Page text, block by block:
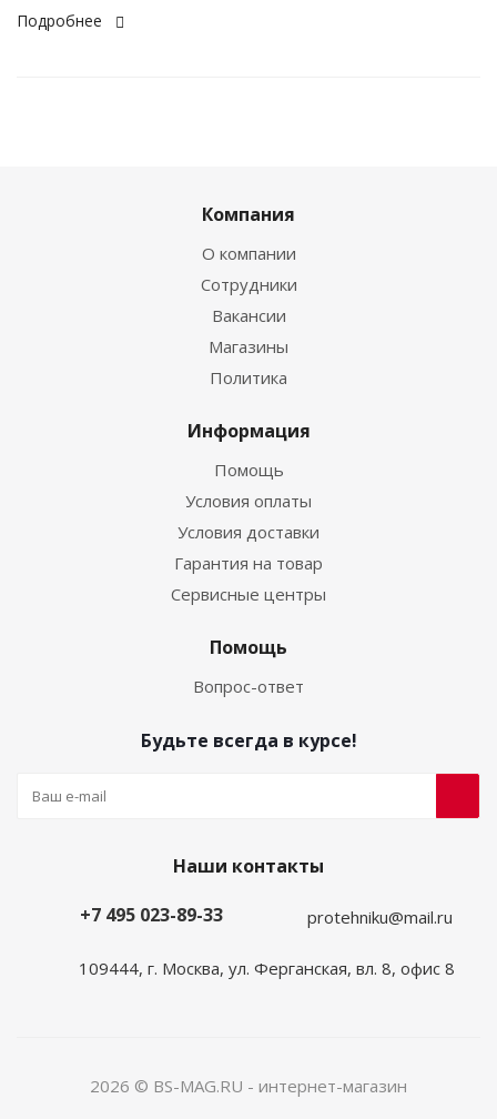
Подробнее
Компания
О компании
Сотрудники
Вакансии
Магазины
Политика
Информация
Помощь
Условия оплаты
Условия доставки
Гарантия на товар
Сервисные центры
Помощь
Вопрос-ответ
Будьте всегда в курсе!
Наши контакты
+7 495 023-89-33
protehniku@mail.ru
109444, г. Москва, ул. Ферганская, вл. 8, офис 8
2026 © BS-MAG.RU - интернет-магазин